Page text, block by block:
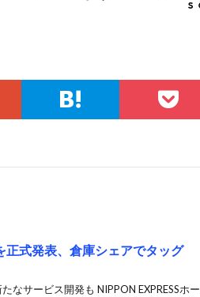
式発表、倉庫シェアでタッグ
なサービス開発も NIPPON EXPRESSホ